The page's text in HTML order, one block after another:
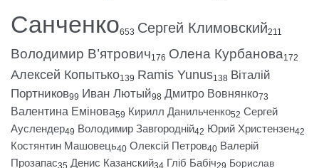
Санченко653 Сергей Климовский211
Володимир В’ятрович176 Олена Курбанова172
Алексей Копытько139 Ramis Yunus138 Віталій
Портников99 Иван Лютый98 Дмитро Вовнянко73
Валентина Емінова59 Кирилл Данильченко52 Сергей
Ауслендер49 Володимир Завгородній42 Юрий Христензен42
Костянтин Машовець40 Олексій Петров40 Валерій
Прозапас35 Денис Казанский34 Гліб Бабіч29 Борислав